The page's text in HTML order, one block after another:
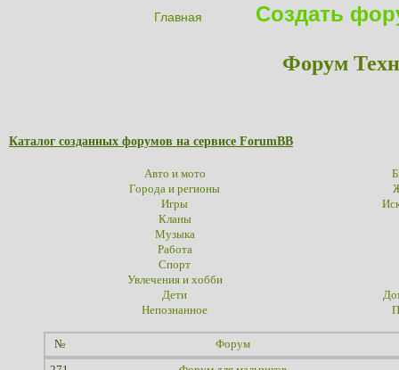
Главная Создать
Форум
Каталог созданных форумов на сервисе ForumBB
Авто и мото
Города и регионы
Игры
Кланы
Музыка
Работа
Спорт
Увлечения и хобби
Дети
Непознанное
№ Форум